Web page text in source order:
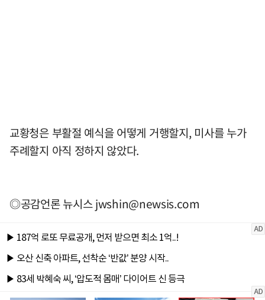
교황청은 부활절 예식을 어떻게 거행할지, 미사를 누가
주례할지 아직 정하지 않았다.
◎공감언론 뉴시스jwshin@newsis.com